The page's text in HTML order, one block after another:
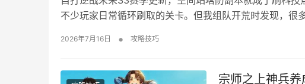
不少玩家日常循环刷取的关卡。但我组队开荒时发现，很
2026年7月16日 • 攻略技巧
宗师之上神兵